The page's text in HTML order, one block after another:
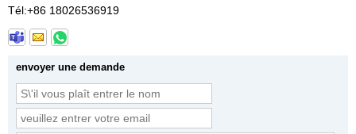
Tél:+86 18026536919
envoyer une demande